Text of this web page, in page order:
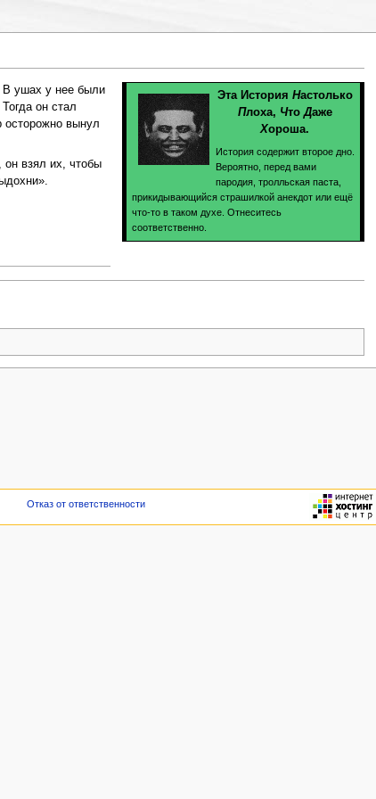
Эта История Настолько
Плоха, ЧтоДаже
Хороша.
История содержит второе дно.
Вероятно, перед вами
пародия, тролльская паста,
прикидывающийся страшилкой анекдот или ещё
что-то в таком духе. Отнеситесь
соответственно.
В ушах у нее были
он стал
осторожно вынул
взял их, чтобы
Отказ от ответственности